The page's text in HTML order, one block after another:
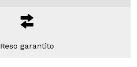
Reso garantito